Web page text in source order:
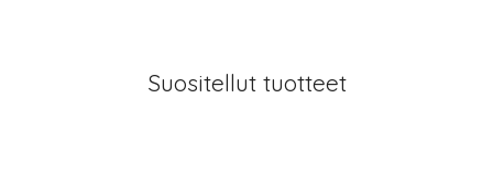
Suositellut tuotteet